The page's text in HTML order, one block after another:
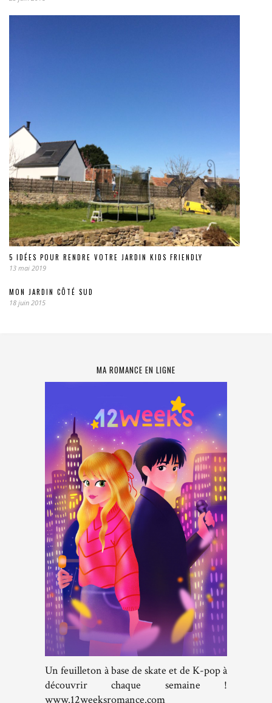
5 IDÉES POUR RENDRE VOTRE JARDIN KIDS FRIENDLY
13 mai 2019
MON JARDIN CÔTÉ SUD
18 juin 2015
MA ROMANCE EN LIGNE
Un feuilleton à base de skate et de K-pop à
découvrir chaque semaine !
www.12weeksromance.com